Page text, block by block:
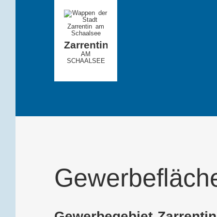
Zarrentin
AM
SCHAALSEE